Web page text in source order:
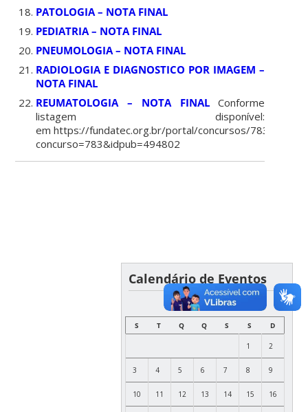
PATOLOGIA – NOTA FINAL
PEDIATRIA – NOTA FINAL
PNEUMOLOGIA – NOTA FINAL
RADIOLOGIA E DIAGNOSTICO POR IMAGEM –
NOTA FINAL
REUMATOLOGIA – NOTA FINALConforme
listagem disponível:
em https://fundatec.org.br/portal/concursos/783/
concurso=783&idpub=494802
Calendário de Eventos
AGOSTO
S
T Q Q S S D
1 2
3 4 5 6 7 8 9
10 11 12 13 14 15 16